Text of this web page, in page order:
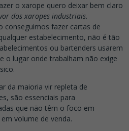
o xarope quero deixar bem claro
dos xaropes industriais.
conseguimos fazer cartas de
estabelecimento, não é tão
ou bartenders usarem
o lugar onde trabalham não exige
da maioria vir repleta de
são essenciais para
que não têm o foco em
volume de venda.